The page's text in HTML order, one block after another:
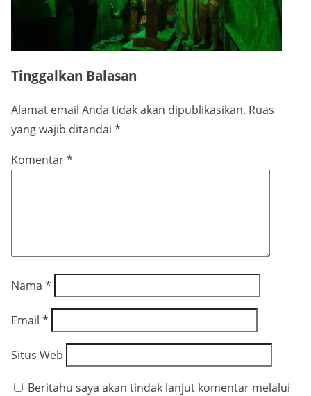
Tinggalkan Balasan
Alamat email Anda tidak akan dipublikasikan. Ruas
yang wajib ditandai *
Komentar*
Nama *
Email *
Situs Web
Beritahu saya akan tindak lanjut komentar melalui